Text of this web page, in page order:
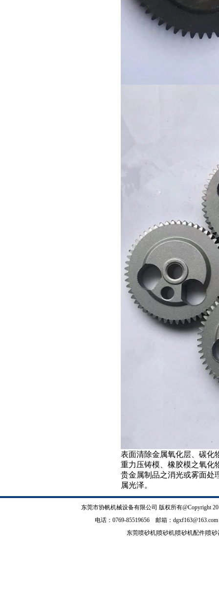
表面清除金属氧化层、碳化
重力压铸模、橡胶模之氧化
贵金属制品之消光或雾面处
属光泽​。
东莞市协帆机械设备有限公司 版权所有@Copyright
电话：0769-85519656 邮箱： dgxf163@163.com
东莞喷砂机喷砂机喷砂机配件喷砂